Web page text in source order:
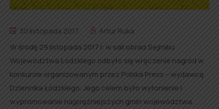
30 listopada 2017
Artur Ruka
W środę 29 listopada 2017 r. w sali obrad Sejmiku
Województwa Łódzkiego odbyło się wręczenie nagród w
konkursie organizowanym przez Polska Press – wydawcę
Dziennika Łódzkiego. Jego celem było wyłonienie i
wypromowanie najprężniejszych gmin województwa